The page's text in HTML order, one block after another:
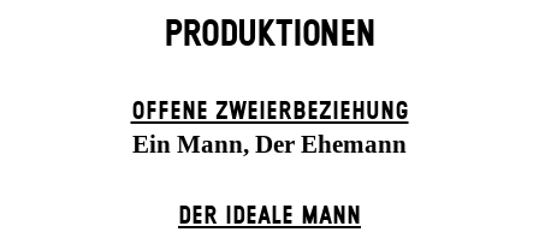
PRODUKTIONEN
OFFENE ZWEIER­BEZIEHUNG
Ein Mann, Der Ehemann
DER IDEALE MANN